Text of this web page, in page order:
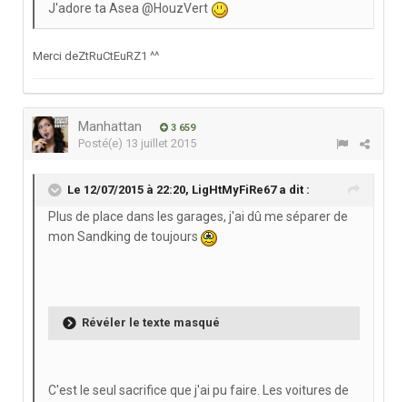
J'adore ta Asea @HouzVert
Merci deZtRuCtEuRZ1 ^^
Manhattan 3 659
Posté(e) 13 juillet 2015
Le 12/07/2015 à 22:20, LigHtMyFiRe67 a dit :
Plus de place dans les garages, j'ai dû me séparer de
mon Sandking de toujours
Révéler le texte masqué
C'est le seul sacrifice que j'ai pu faire. Les voitures de